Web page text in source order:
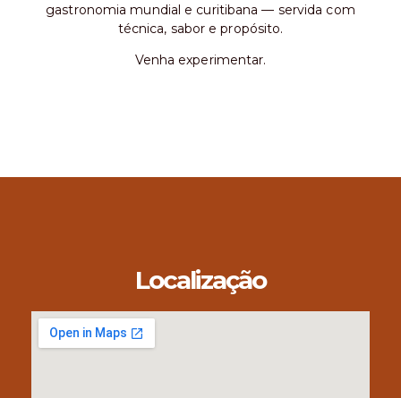
gastronomia mundial e curitibana — servida com
técnica, sabor e propósito.
Venha experimentar.
Localização